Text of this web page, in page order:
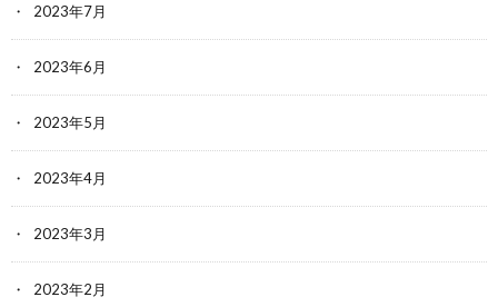
2023年7月
2023年6月
2023年5月
2023年4月
2023年3月
2023年2月